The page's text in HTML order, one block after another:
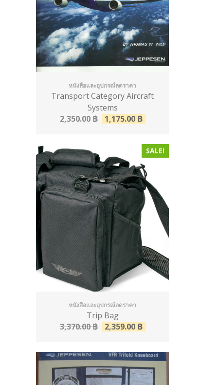
หนังสือและอุปกรณ์ลดราคา
Transport Category Aircraft
Systems
2,350.00฿ 1,175.00 ฿
SALE!
หนังสือและอุปกรณ์ลดราคา
Trip Bag
3,370.00฿ 2,359.00 ฿